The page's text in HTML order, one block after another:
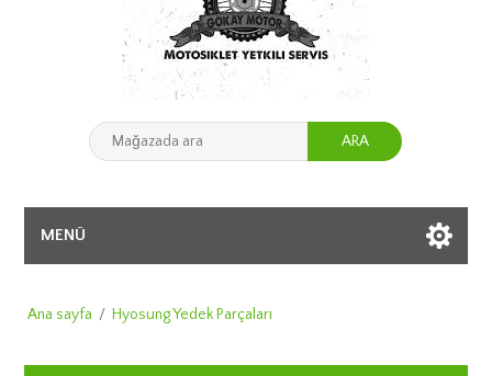
ARA
MENÜ
Ana sayfa / Hyosung Yedek Parçaları